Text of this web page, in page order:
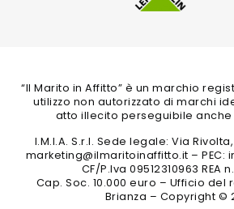
“Il Marito in Affitto” è un marchio
utilizzo non autorizzato di marchi
atto illecito perseguibile
I.M.I.A. S.r.l. Sede legale: Via
marketing@ilmaritoinaffitto.it – PEC:
CF/P.Iva 09512310963 REA
Cap. Soc. 10.000 euro – Ufficio del
Brianza – Copyright ©